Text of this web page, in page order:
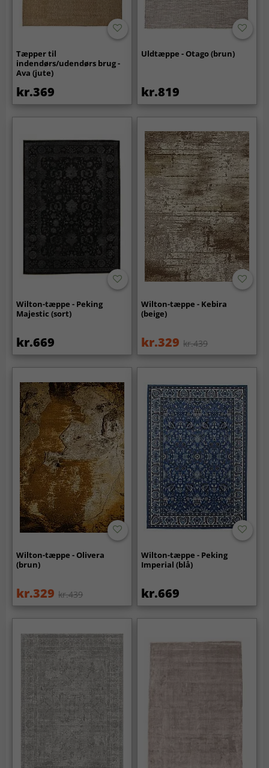
Tæpper til
indendørs/udendørs brug -
Ava (jute)
kr.369
Uldtæppe - Otago (brun)
kr.819
Wilton-tæppe - Peking
Majestic (sort)
kr.669
Wilton-tæppe - Kebira
(beige)
kr.329 kr.439
Wilton-tæppe - Olivera
(brun)
kr.329 kr.439
Wilton-tæppe - Peking
Imperial (blå)
kr.669